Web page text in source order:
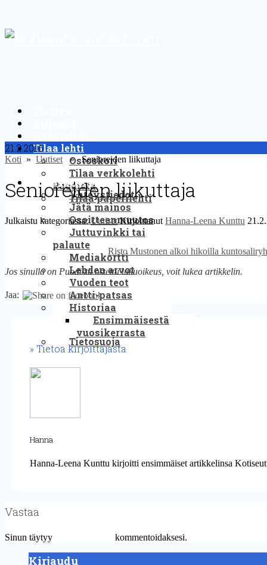
Tilaa lehti
Ostoskori
Tilaa verkkolehti
Puodista
Tilaa paperilehti
Yhteystiedot
Yhteystiedot
Jätä mainos
Osoitteenmuutos
Juttuvinkki tai
palaute
Mediakortti
Lehden arvot
Vuoden teot
Antti-patsas
Historiaa
Ensimmäisestä
vuosikerrasta
Tietosuoja
21.2.2016
Koti » Uutiset » Senioreiden liikuttaja
Senioreiden liikuttaja
Julkaistu kategoriassa:UutisetKirjoittanut Hanna-Leena Kunttu
Risto Mustonen alkoi hikoilla
Jos sinulla on Puodista ostettu lukuoikeus, voit lukea artikkelin.
Jaa:
Tietoa kirjoittajasta
Hanna
Hanna-Leena Kunttu kirjoitti ensimmäiset artikkelinsa
Vastaa
Sinun täytyy kommentoidaksesi.
Kirjaudu